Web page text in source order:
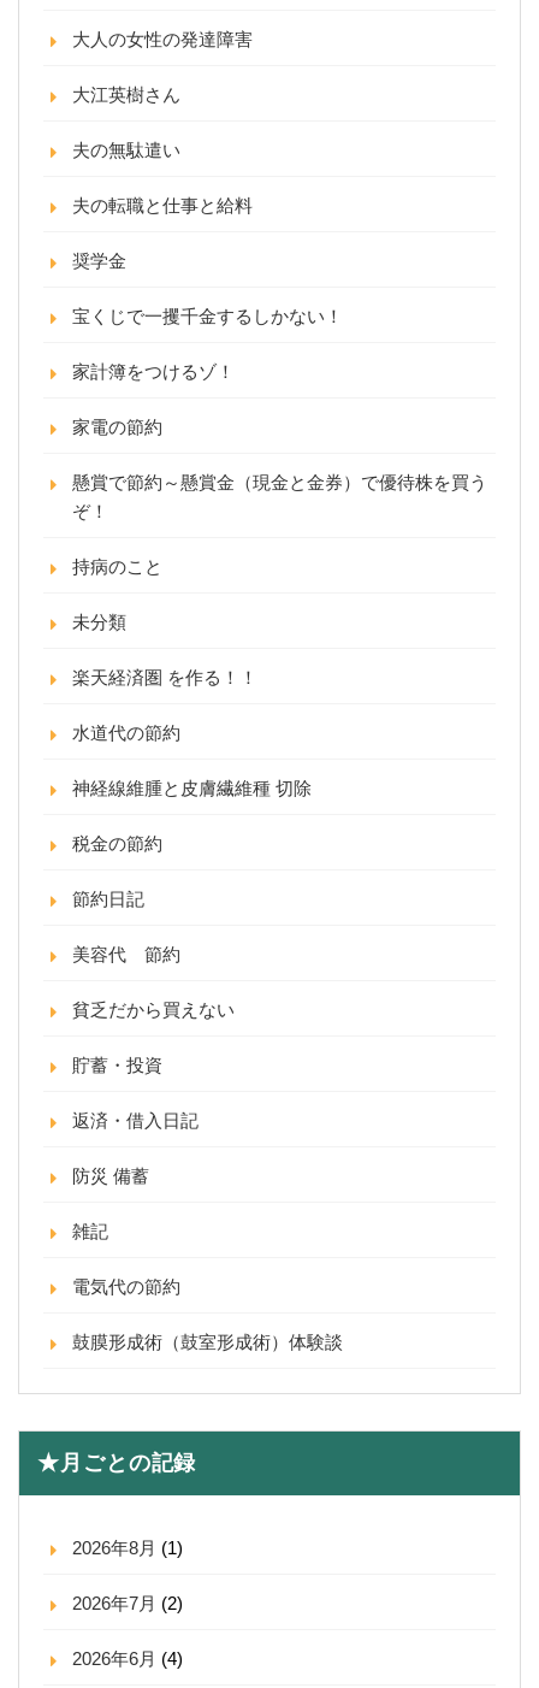
大人の女性の発達障害
大江英樹さん
夫の無駄遣い
夫の転職と仕事と給料
奨学金
宝くじで一攫千金するしかない！
家計簿をつけるゾ！
家電の節約
懸賞で節約～懸賞金（現金と金券）で優待株を買う
ぞ！
持病のこと
未分類
楽天経済圏 を作る！！
水道代の節約
神経線維腫と皮膚繊維種 切除
税金の節約
節約日記
美容代 節約
貧乏だから買えない
貯蓄・投資
返済・借入日記
防災 備蓄
雑記
電気代の節約
鼓膜形成術（鼓室形成術）体験談
★月ごとの記録
2026年8月 (1)
2026年7月 (2)
2026年6月 (4)